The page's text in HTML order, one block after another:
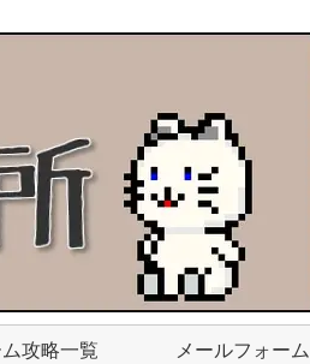
攻略一覧 メールフォーム